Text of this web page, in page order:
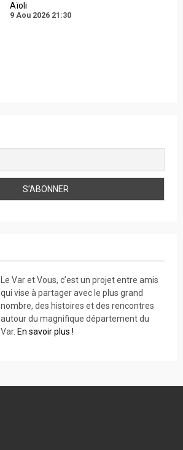
Aïoli
9 Aou 2026 21:30
Le Var et Vous, c’est un projet entre amis
qui vise à partager avec le plus grand
nombre, des histoires et des rencontres
autour du magnifique département du
Var. En savoir plus !